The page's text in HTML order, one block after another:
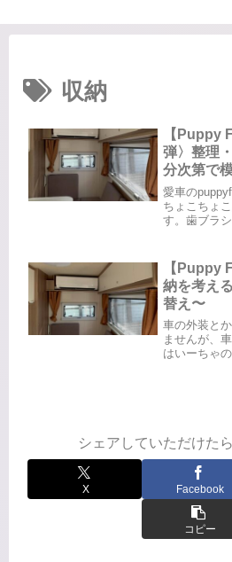
収納
【Puppy
弾〉整理
分次第で
愛車の
ちょこちょ
す。歯ブラ
っつけまし
ビそうなの
し、歯ブラ
に落ちるか
【Puppy
納を考え
替え〜
車の外装と
ませんが、
はいーちゃ
いただこう
次第で模様
シェアしていただけた
X Facebook
コピー